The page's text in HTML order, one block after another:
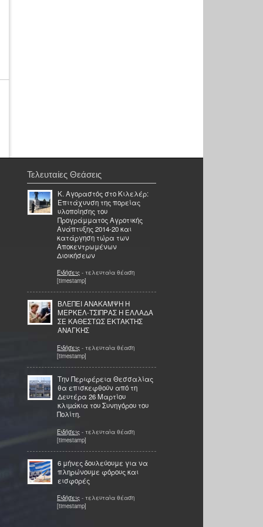
Τελευταίες Θεάσεις
Κ. Αγοραστός στο Κιλελέρ:
Επιτάχυνση της πορείας
υλοποίησης του
Προγράμματος Αγροτικής
Ανάπτυξης 2014-20 και
κατάργηση τώρα των
Αποκεντρωμένων
Διοικήσεων
Ειδήσεις - τελευταία θέαση
[timestamp]
ΒΛΕΠΕΙ ΑΝΑΚΑΜΨΗ Η
ΜΕΡΚΕΛ-ΤΣΙΠΡΑΣ Η ΕΛΛΑΔΑ
ΣΕ ΚΑΘΕΣΤΩΣ ΕΚΤΑΚΤΗΣ
ΑΝΑΓΚΗΣ
Ειδήσεις - τελευταία θέαση
[timestamp]
Την Περιφέρεια Θεσσαλίας
θα επισκεφθούν από τη
Δευτέρα 26 Μαρτίου
κλιµάκια του Συνηγόρου του
Πολίτη.
Ειδήσεις - τελευταία θέαση
[timestamp]
6 μήνες δουλεύουμε για να
πληρώνουμε φόρους και
εισφορές
Ειδήσεις - τελευταία θέαση
[timestamp]